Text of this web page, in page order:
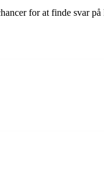
for at finde svar